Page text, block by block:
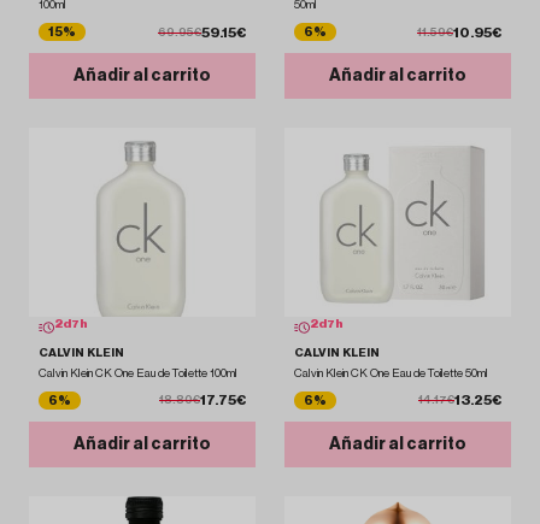
100ml
15% 69.95€59.15€
Añadir al carrito
50ml
6% 11.59€10.95€
Añadir al carrito
2d 7 h
CALVIN KLEIN
Calvin Klein CK One Eau de Toilette 100ml
6% 18.80€17.75€
Añadir al carrito
2d 7 h
CALVIN KLEIN
Calvin Klein CK One Eau de Toilette 50ml
6% 14.17€13.25€
Añadir al carrito